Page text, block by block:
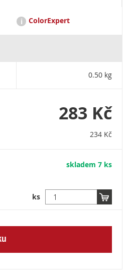
i ColorExpert
COLOR EXPERT-STORCH,
malířské nářadí. Pro
0.50 kg
283 Kč
234 Kč
skladem 7 ks
ks